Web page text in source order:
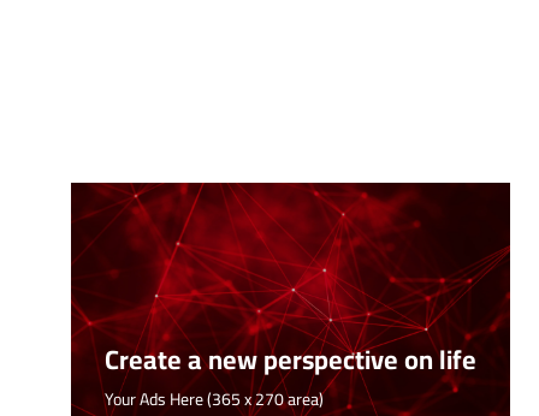
Create a new perspective on life
Your Ads Here (365 x 270 area)